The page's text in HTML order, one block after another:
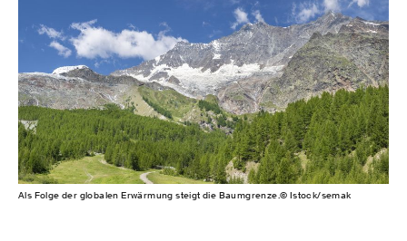
Als Folge der globalen Erwärmung steigt die Baumgrenze.© Istock/semak